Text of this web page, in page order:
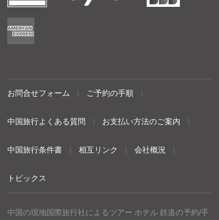
お問合せフォーム ご予約の手順
中国旅行よくある質問 お支払い方法のご案内
中国旅行条件書 相互リンク 会社概況
トピックス
中国の現地国際旅行社によるツアー ホテル 鉄道の予約/手